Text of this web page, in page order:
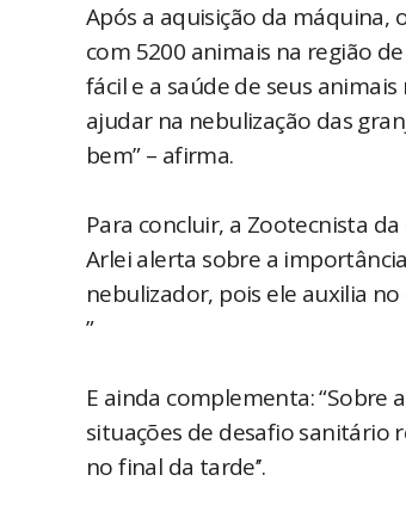
Após a aquisição da máquina,
com 5200 animais na região
fácil e a saúde de seus
ajudar na nebulização das
bem” – afirma.
Para concluir, a Zootecnista
Arlei alerta sobre a
nebulizador, pois ele auxilia
”
E ainda complementa:
situações de desafio sanitário
no final da tarde’’.